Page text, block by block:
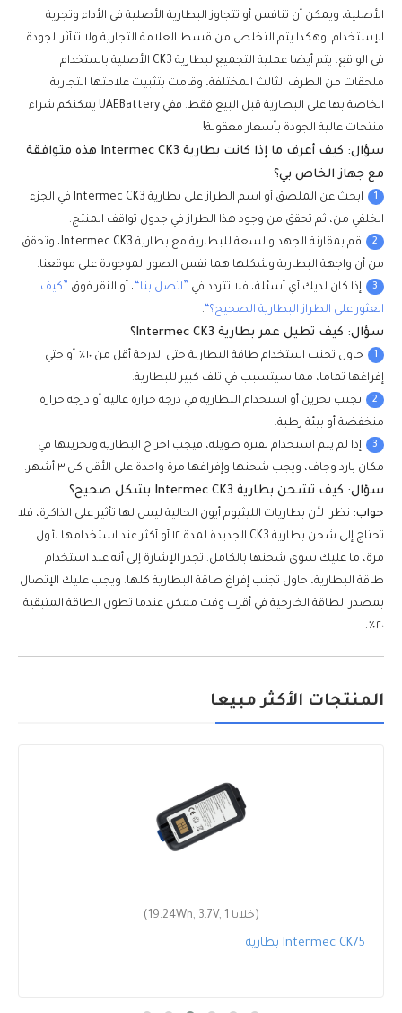
الأصلية، ويمكن أن تنافس أو تتجاوز البطارية الأصلية في الأداء وتجرية
الإستخدام. وهكذا يتم التخلص من قسط العلامة التجارية ولا تتأثر الجودة.
في الواقع، يتم أيضا عملية التجميع لبطارية CK3 الأصلية باستخدام
ملحقات من الطرف الثالث المختلفة، وقامت بتثبيت علامتها التجارية
الخاصة بها على البطارية قبل البيع فقط. ففي UAEBattery يمكنكم شراء
منتجات عالية الجودة بأسعار معقولة!
سؤال: كيف أعرف ما إذا كانت بطارية Intermec CK3 هذه متوافقة
مع جهاز الخاص بي؟
1
ابحث عن الملصق أو اسم الطراز على بطارية Intermec CK3 في الجزء
الخلفي من، ثم تحقق من وجود هذا الطراز في جدول تواقف المنتج.
2
قم بمقارنة الجهد والسعة للبطارية مع بطارية Intermec CK3، وتحقق
من أن واجهة البطارية وشكلها هما نفس الصور الموجودة على موقعنا.
3 إذا كان لديك أي أسئلة، فلا تتردد في ”اتصل بنا“ ، أو النقر فوق
”كيف
العثور على الطراز البطارية الصحيح؟“ .
سؤال: كيف تطيل عمر بطارية Intermec CK3؟
1
جاول تجنب استخدام طاقة البطارية حتى الدرجة أقل من ١٠٪ أو حتي
إفراغها تماما، مما سيتسبب في تلف كبير للبطارية.
2
تجنب تخزين أو استخدام البطارية في درجة حرارة عالية أو درجة حرارة
منخفضة أو بيئة رطبة.
3
إذا لم يتم استخدام لفترة طويلة، فيجب اخراج البطارية وتخزينها في
مكان بارد وجاف، ويجب شحنها وإفراغها مرة واحدة على الأقل كل ٣ أشهر.
سؤال: كيف تشحن بطارية Intermec CK3 بشكل صحيح؟
جواب: نظرا لأن بطاريات الليثيوم أيون الحالية ليس لها تأثير على الذاكرة، فلا
تحتاج إلى شحن بطارية CK3 الجديدة لمدة ١٢ أو أكثر عند استخدامها لأول
مرة، ما عليك سوى شحنها بالكامل. تجدر الإشارة إلى أنه عند استخدام
طاقة البطارية، حاول تجنب إفراغ طاقة البطارية كلها. ويجب عليك الإتصال
بمصدر الطاقة الخارجية في أقرب وقت ممكن عندما تطون الطاقة المتبقية
٢٠٪.
المنتجات الأكثر مبيعا
(19.24Wh, 3.7V, 1 خلايا)
بطارية Intermec CK75